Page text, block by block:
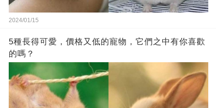
2024/01/15
5種長得可愛，價格又低的寵物，它們之中有你喜歡
的嗎？